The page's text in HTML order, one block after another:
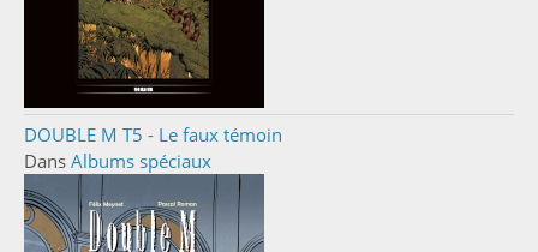
DOUBLE M T5 - Le faux témoin
Dans Albums spéciaux